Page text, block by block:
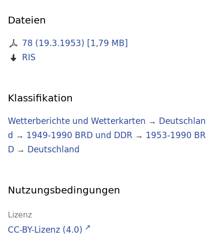
Dateien
78 (19.3.1953) [1,79 MB]
RIS
Klassifikation
Wetterberichte und Wetterkarten → Deutschlan
d → 1949-1990 BRD und DDR → 1953-1990 BR
D → Deutschland
Nutzungsbedingungen
Lizenz
CC-BY-Lizenz (4.0)